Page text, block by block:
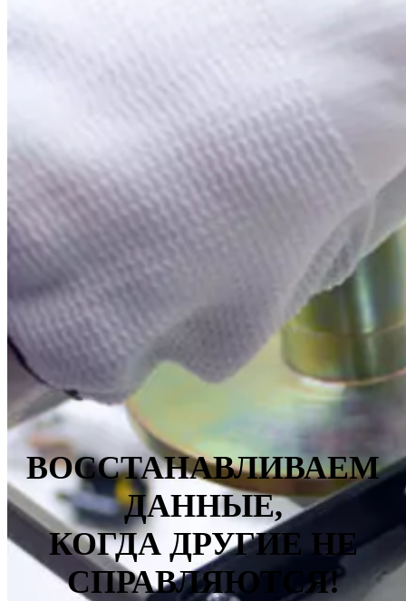
ВОССТАНАВЛИВАЕМ
ДАННЫЕ,
КОГДА ДРУГИЕ НЕ
СПРАВЛЯЮТСЯ!